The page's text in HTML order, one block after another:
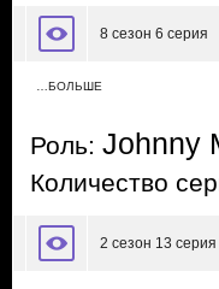
8 сезон 6 серия
…БОЛЬШЕ
Роль: Johnny
Количество
2 сезон 13 серия